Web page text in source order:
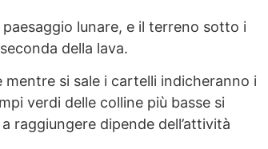
lunare, e il terreno sotto i
della lava.
si sale i cartelli indicheranno i
verdi delle colline più basse si
raggiungere dipende dell’attività